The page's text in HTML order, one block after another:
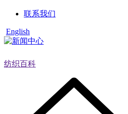
联系我们
English
纺织百科